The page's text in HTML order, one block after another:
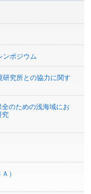
ンポジウム
研究所との協力に関す
全のための浅海域にお
究
）